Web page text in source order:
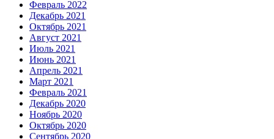
Февраль 2022
Декабрь 2021
Октябрь 2021
Август 2021
Июль 2021
Июнь 2021
Апрель 2021
Март 2021
Февраль 2021
Декабрь 2020
Ноябрь 2020
Октябрь 2020
Сентябрь 2020